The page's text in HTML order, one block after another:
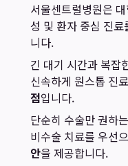
서울센트럴병원은
성 및 환자 중심 진
니다.
긴 대기 시간과 복잡
신속하게 원스톱 진
점입니다.
단순히 수술만 권하
비수술 치료를 우선
안을 제공합니다.